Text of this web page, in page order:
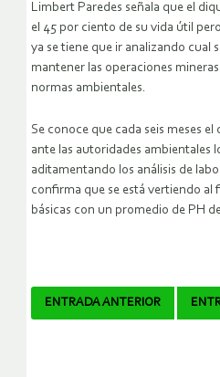
Limbert Paredes señala que el
el 45 por ciento de su vida útil
ya se tiene que ir analizando cual
mantener las operaciones
normas ambientales.
Se conoce que cada seis meses
ante las autoridades ambientales
aditamentando los análisis de
confirma que se está vertiendo al
básicas con un promedio de PH
Navegador
ENTRADA ANTERIOR